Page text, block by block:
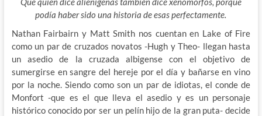
podía haber sido una historia de esas perfectamente.
Nathan Fairbairn y Matt Smith nos cuentan en Lake of Fire
como un par de cruzados novatos -Hugh y Theo- llegan hasta
un asedio de la cruzada albigense con el objetivo de
sumergirse en sangre del hereje por el día y bañarse en vino
por la noche. Siendo como son un par de idiotas, el conde de
Monfort -que es el que lleva el asedio y es un personaje
histórico conocido por ser un pelín hijo de la gran puta- decide